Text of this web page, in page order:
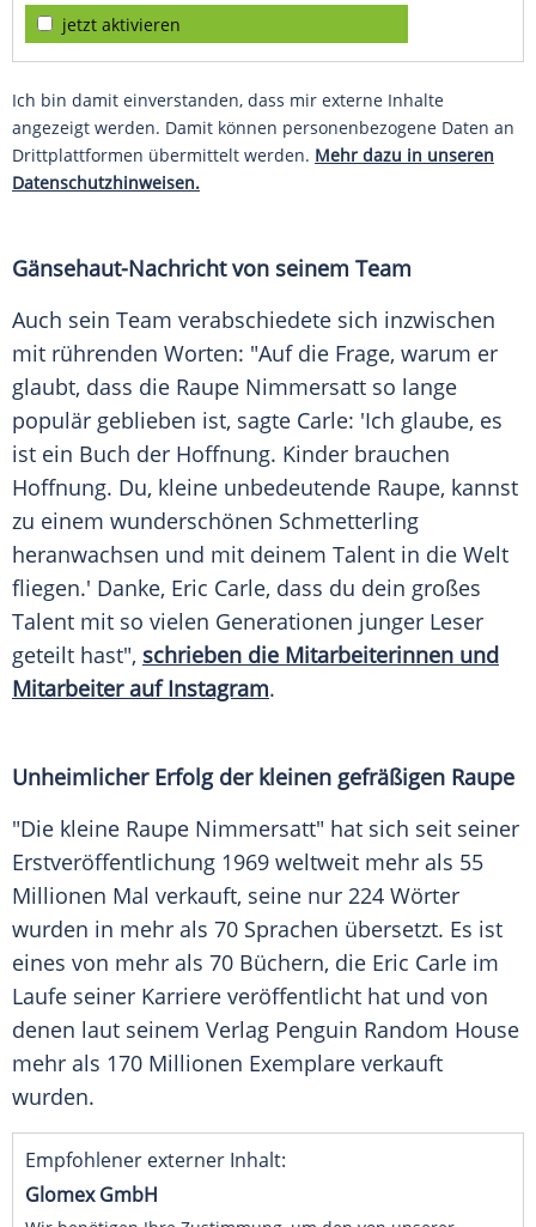
jetzt aktivieren
Ich bin damit einverstanden, dass mir externe Inhalte
angezeigt werden. Damit können personenbezogene Daten an
Drittplattformen übermittelt werden. Mehr dazu in unseren
Datenschutzhinweisen.
Gänsehaut-Nachricht von seinem Team
Auch sein Team verabschiedete sich inzwischen
mit rührenden Worten: "Auf die Frage, warum er
glaubt, dass die Raupe Nimmersatt so lange
populär geblieben ist, sagte Carle: 'Ich glaube, es
ist ein Buch der Hoffnung. Kinder brauchen
Hoffnung. Du, kleine unbedeutende Raupe, kannst
zu einem wunderschönen Schmetterling
heranwachsen und mit deinem Talent in die Welt
fliegen.' Danke, Eric Carle, dass du dein großes
Talent mit so vielen Generationen junger Leser
geteilt hast", schrieben die Mitarbeiterinnen und
Mitarbeiter auf Instagram.
Unheimlicher Erfolg der kleinen gefräßigen Raupe
"Die kleine Raupe Nimmersatt" hat sich seit seiner
Erstveröffentlichung 1969 weltweit mehr als 55
Millionen Mal verkauft, seine nur 224 Wörter
wurden in mehr als 70 Sprachen übersetzt. Es ist
eines von mehr als 70 Büchern, die Eric Carle im
Laufe seiner Karriere veröffentlicht hat und von
denen laut seinem Verlag Penguin Random House
mehr als 170 Millionen Exemplare verkauft
wurden.
Empfohlener externer Inhalt:
Glomex GmbH